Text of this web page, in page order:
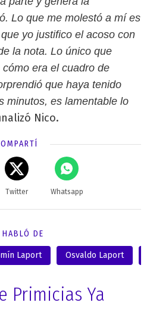
Lo que me molestó a mí es
yo justifico el acoso con
la nota. Lo único que
era el cuadro de
que haya tenido
minutos, es lamentable lo
Nico.
Twitter Whatsapp
HABLÓ DE
Laport Osvaldo Laport
Primicias Ya